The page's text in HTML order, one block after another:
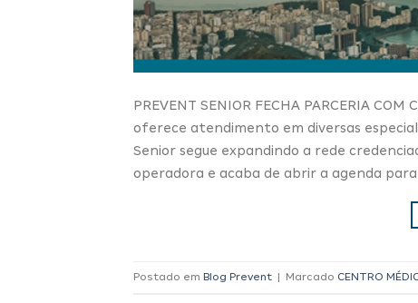
PREVENT SENIOR FECHA PARCERIA COM
oferece atendimento em diversas
Senior segue expandindo a rede
operadora e acaba de abrir a agenda
Postado em Blog Prevent | Marcado CENTRO